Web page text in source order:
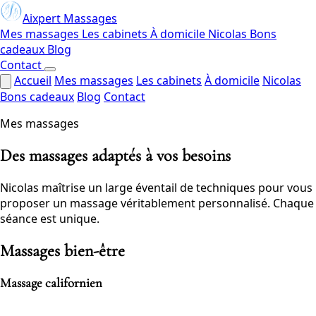
Aixpert Massages
Mes massages Les cabinets À domicile Nicolas Bons
cadeaux Blog
Contact
Accueil Mes massages Les cabinets À domicile Nicolas
Bons cadeaux Blog Contact
Mes massages
Des massages adaptés à vos besoins
Nicolas maîtrise un large éventail de techniques pour vous
proposer un massage véritablement personnalisé. Chaque
séance est unique.
Massages bien-être
Massage californien